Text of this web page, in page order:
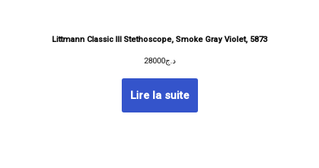
Littmann Classic III Stethoscope, Smoke Gray Violet, 5873
د.ج28000
Lire la suite